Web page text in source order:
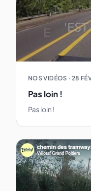
NOS VIDÉOS · 28
Pas loin !
Pas loin !